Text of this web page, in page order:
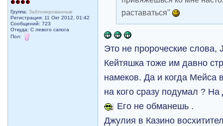
Группа:Заблокированные
Регистрация: 11 Окт 2012, 01:42
Сообщений: 723
Откуда: С левого сапога
Пол:
раставаться"
Это не пророческие слова,
Кейтяшка тоже им давно
намеков. Да и когда
на кого сразу подумал ?
Его не обманешь .
Джулия в Казино